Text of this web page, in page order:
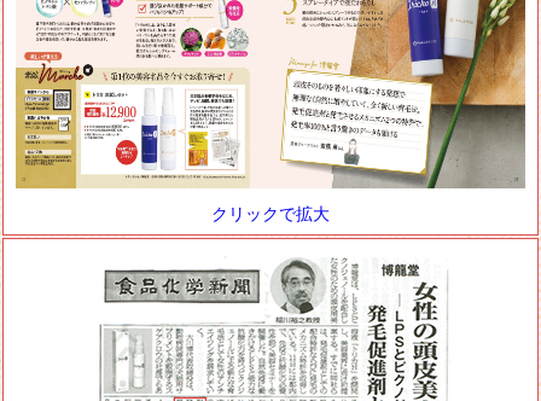
クリックで拡大